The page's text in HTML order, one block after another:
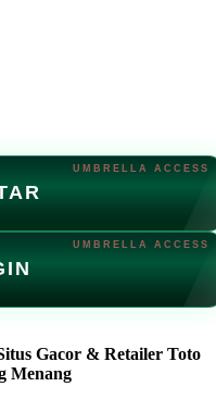
Gacor & Retailer Toto
Menang